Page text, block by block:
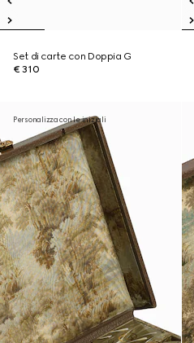
Set di carte con Doppia G
€ 310
Personalizza con le iniziali